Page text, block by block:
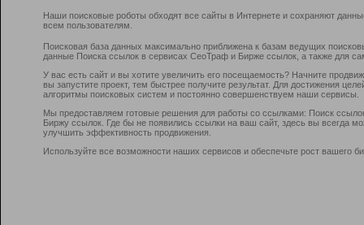
Наши поисковые роботы обходят все сайты в Интернете и сохраняют
всем пользователям.
Поисковая база данных максимально приближена к базам ведущих
данные Поиска ссылок в сервисах СеоТраф и Бирже ссылок, а также для
У вас есть сайт и вы хотите увеличить его посещаемость? Начните
вы запустите проект, тем быстрее получите результат. Для достижения
алгоритмы поисковых систем и постоянно совершенствуем наши сервисы.
Мы предоставляем готовые решения для работы со ссылками: Поиск
Биржу ссылок. Где бы не появились ссылки на ваш сайт, здесь вы всегда
улучшить эффективность продвижения.
Используйте все возможности наших сервисов и обеспечьте рост вашего